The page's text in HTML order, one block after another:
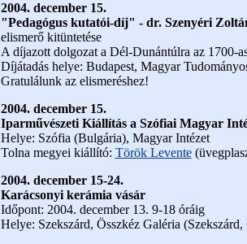
2004. december 15.
"Pedagógus kutatói-díj" - dr. Szenyéri
elismerő kitüntetése
A díjazott dolgozat a Dél-Dunántúlra az 1700-
Díjátadás helye: Budapest, Magyar
Gratulálunk az elismeréshez!
2004. december 15.
Iparművészeti Kiállítás a Szófiai Magyar
Helye: Szófia (Bulgária), Magyar Intézet
Tolna megyei kiállító: Török Levente
2004. december 15-24.
Karácsonyi kerámia vásár
Időpont: 2004. december 13. 9-18 óráig
Helye: Szekszárd, Összkéz Galéria